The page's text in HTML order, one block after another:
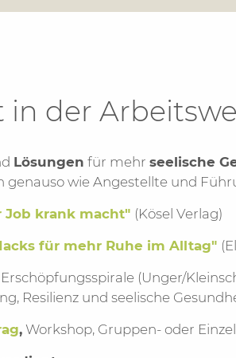
in der
Lösungen für mehr seelische
genauso wie Angestellte und
Job krank macht" (Kösel Verlag)
für mehr Ruhe im Alltag"
(Unger/
Resilienz und seelische
, Workshop, Gruppen- oder